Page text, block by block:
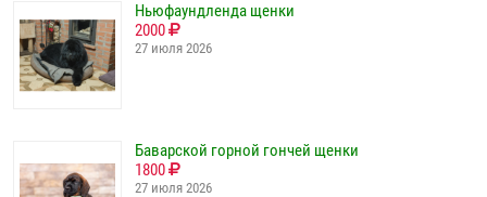
Ньюфаундленда щенки
2000
27 июля 2026
Баварской горной гончей щенки
1800
27 июля 2026